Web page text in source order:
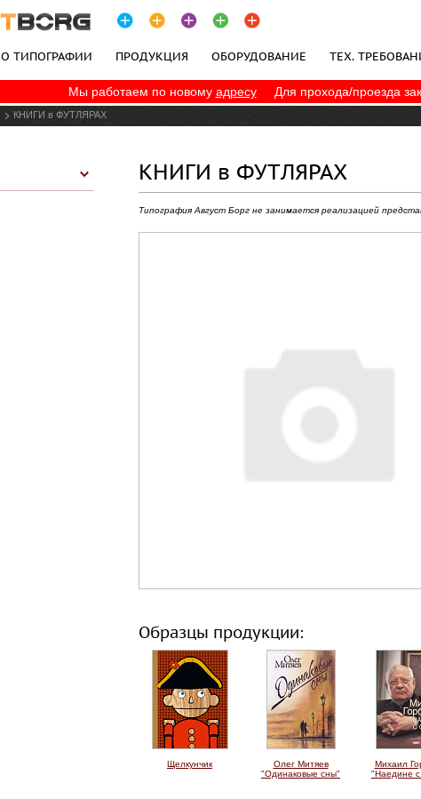
О ТИПОГРАФИИ ПРОДУКЦИЯ ОБОРУДОВАНИЕ ТЕХ.
+7 (495) 787-06-77 ПОЛИТИКА КОНФИДЕНЦИАЛЬНОСТИ
Мы работаем по новому адресу Для прохода/проезда
КНИГИ в ФУТЛЯРАХ
КНИГИ в ФУТЛЯРАХ
Типография Август Борг не занимается реализацией
Образцы продукции:
Щелкунчик
Олег Митяев
"Одинаковые сны"
Михаил
"Наедине